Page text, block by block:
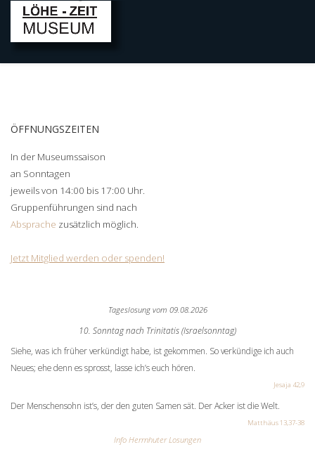
ÖFFNUNGSZEITEN
In der Museumssaison
an Sonntagen
jeweils von 14:00 bis 17:00 Uhr.
Gruppenführungen sind nach
Absprache zusätzlich möglich.
Jetzt Mitglied werden oder spenden!
Tageslosung vom 09.08.2026
10. Sonntag nach Trinitatis (Israelsonntag)
Siehe, was ich früher verkündigt habe, ist gekommen. So verkündige ich auch
Neues; ehe denn es sprosst, lasse ich’s euch hören.
Jesaja 42,9
Der Menschensohn ist’s, der den guten Samen sät. Der Acker ist die Welt.
Matthäus 13,37-38
Info Herrnhuter Losungen